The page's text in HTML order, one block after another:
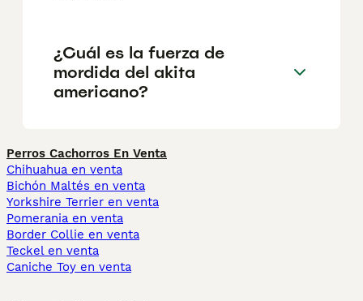
¿Cuál es la fuerza de
mordida del akita
americano?
Perros Cachorros En Venta
Chihuahua en venta
Bichón Maltés en venta
Yorkshire Terrier en venta
Pomerania en venta
Border Collie en venta
Teckel en venta
Caniche Toy en venta